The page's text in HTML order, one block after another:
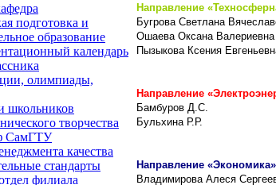
подготовка и
образование
календарь
олимпиады,
школьников
творчества
СамГТУ
качества
стандарты
филиала
Направление
Бугрова Светлана
Ошаева Оксана Валериевна
Пызыкова Ксения
Направление
Бамбуров Д.С.
Бульхина Р.Р.
Направление «Экономика»
Владимирова Алеся